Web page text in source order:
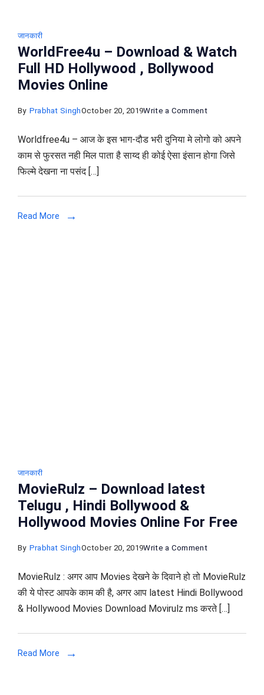
जानकारी
WorldFree4u – Download & Watch
Full HD Hollywood , Bollywood
Movies Online
By Prabhat SinghOctober 20, 2019Write a Commenton
–
Download
Worldfree4u – आज के इस भाग-दौड भरी दुनिया मे लोगो को अपने
काम से फुरसत नही मिल पाता है साय्द ही कोई ऐसा इंसान होगा जिसे
फिल्मे देखना ना पसंद […]
Read More
जानकारी
MovieRulz – Download latest
Telugu , Hindi Bollywood &
Hollywood Movies Online For Free
By Prabhat SinghOctober 20, 2019Write a Commenton
–
Download
latest
MovieRulz : अगर आप Movies देखने के दिवाने हो तो MovieRulz
की ये पोस्ट आपके काम की है, अगर आप latest Hindi Bollywood
& Hollywood Movies Download Movirulz ms करते […]
Read More